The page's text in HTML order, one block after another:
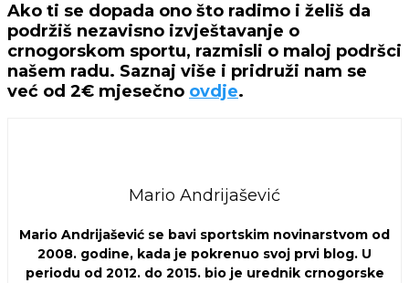
Ako ti se dopada ono što radimo i želiš da
podržiš nezavisno izvještavanje o
crnogorskom sportu, razmisli o maloj podršci
našem radu. Saznaj više i pridruži nam se
već od 2€ mjesečno ovdje.
Mario Andrijašević
Mario Andrijašević se bavi sportskim novinarstvom od
2008. godine, kada je pokrenuo svoj prvi blog. U
periodu od 2012. do 2015. bio je urednik crnogorske